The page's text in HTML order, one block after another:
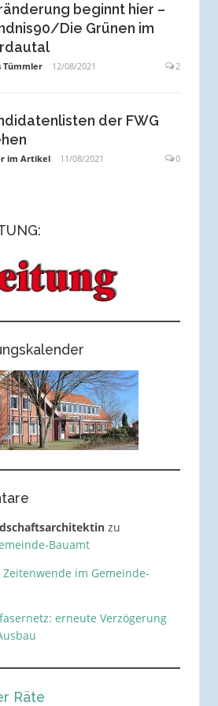
beginnt hier –
Die Grünen im
Tümmler 12/08/2021 2
der FWG
im Artikel 11/08/2021 0
zu
Bauamt
Zeitenwende im Gemeinde-
erneute Verzögerung
Räte